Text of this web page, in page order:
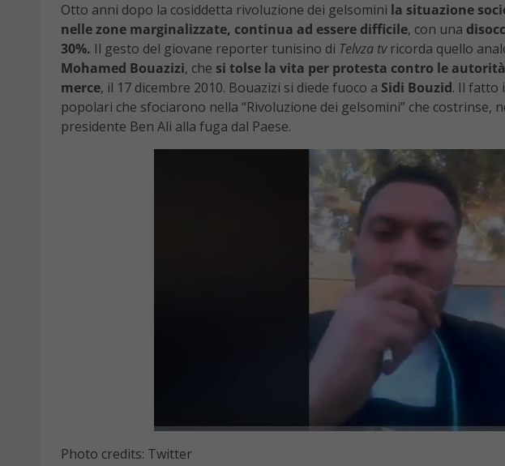
Otto anni dopo la cosiddetta rivoluzione dei gelsomini la situazione
nelle zone marginalizzate, continua ad essere difficile, con una
30%. Il gesto del giovane reporter tunisino di Telvza tvricorda quello
Mohamed Bouazizi, che si tolse la vita per protesta contro le
merce, il 17 dicembre 2010. Bouazizi si diede fuoco a Sidi Bouzid. Il fatto
popolari che sfociarono nella “Rivoluzione dei gelsomini” che costrinse,
presidente Ben Ali alla fuga dal Paese.
Photo credits: Twitter